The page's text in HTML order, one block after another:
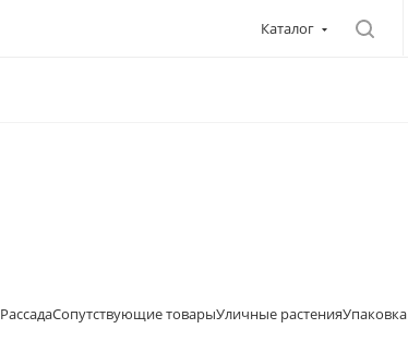
Каталог
РассадаСопутствующие товарыУличные растенияУпаковка